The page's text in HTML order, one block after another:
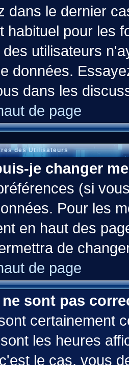
dans le dernier
habituel pour les
utilisateurs
données.
dans les
de page
des Utilisateurs
je changer
(si
Pour les
en haut des
de
de page
sont pas
certainement
les heures
le cas, vous